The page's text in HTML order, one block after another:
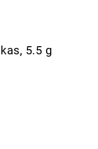
5.5 g